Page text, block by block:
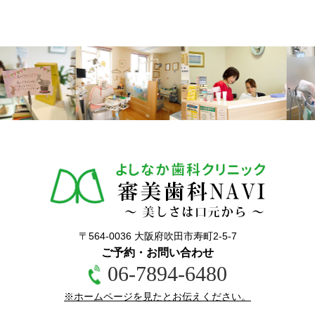
〒564-0036 大阪府吹田市寿町2-5-7
ご予約・お問い合わせ
06-7894-6480
※ホームページを見たとお伝えください。